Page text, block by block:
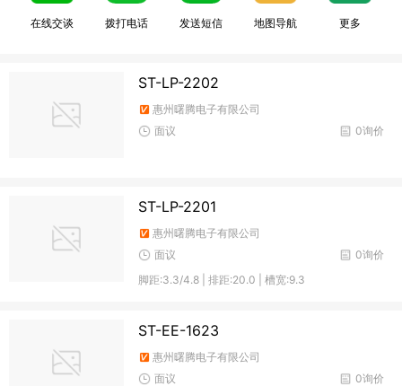
在线交谈 拨打电话 发送短信 地图导航 更多
ST-LP-2202
惠州曙腾电子有限公司
0询价
面议
ST-LP-2201
惠州曙腾电子有限公司
0询价
面议
脚距:3.3/4.8 | 排距:20.0 | 槽宽:9.3
ST-EE-1623
惠州曙腾电子有限公司
0询价
面议